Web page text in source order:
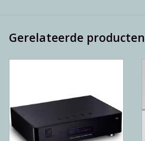
Gerelateerde producten